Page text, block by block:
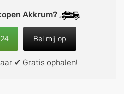
Akkrum?
Bel mij op
✔ Gratis ophalen!
schadeauto's en
apk keuring). Wilt u
motor of brommobiel
aan een
deze zelf wegbrengen
laten ophalen op een